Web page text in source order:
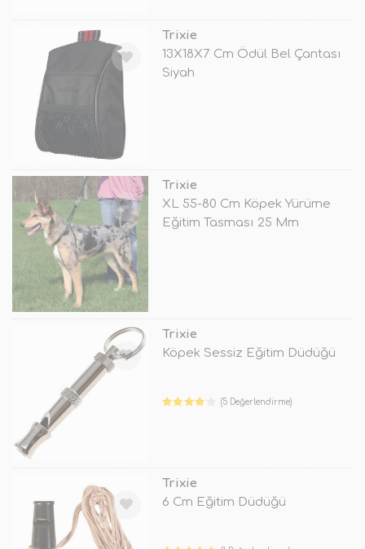
Trixie
13X18X7 Cm Ödül Bel Çantası
Siyah
Trixie
XL 55-80 Cm Köpek Yürüme
Eğitim Tasması 25 Mm
Trixie
Köpek Sessiz Eğitim Düdüğü
(5 Değerlendirme)
Trixie
6 Cm Eğitim Düdüğü